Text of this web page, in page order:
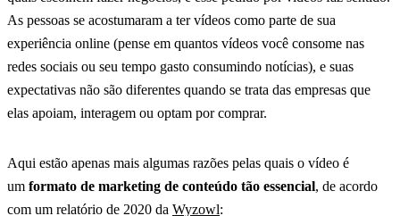
As pessoas se acostumaram a ter vídeos como parte de sua
experiência online (pense em quantos vídeos você consome nas
redes sociais ou seu tempo gasto consumindo notícias), e suas
expectativas não são diferentes quando se trata das empresas que
elas apoiam, interagem ou optam por comprar.
Aqui estão apenas mais algumas razões pelas quais o vídeo é
um formato de marketing de conteúdo tão essencial, de acordo
com um relatório de 2020 da Wyzowl: